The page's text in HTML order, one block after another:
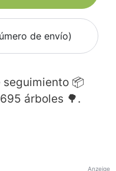
de envío)
seguimiento 📦
árboles 🌳.
Anzeige